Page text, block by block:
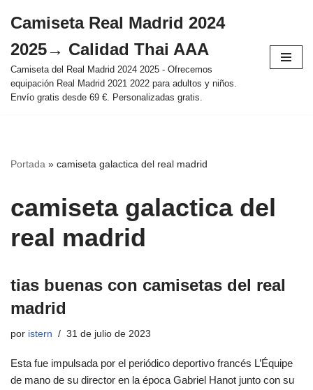
al
contenido
Camiseta Real Madrid 2024
2025→ Calidad Thai AAA
Camiseta del Real Madrid 2024 2025 - Ofrecemos
equipación Real Madrid 2021 2022 para adultos y niños.
Envío gratis desde 69 €. Personalizadas gratis.
Portada » camiseta galactica del real madrid
camiseta galactica del
real madrid
tias buenas con camisetas del real
madrid
por istern 31 de julio de 2023
Esta fue impulsada por el periódico deportivo francés L’Équipe
de mano de su director en la época Gabriel Hanot junto con su